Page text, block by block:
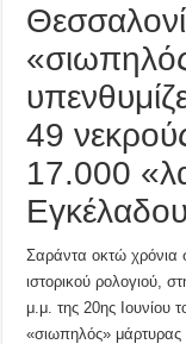
49
17.000
Εγκέλαδου
Σαράντα οκτώ χρόνια
ιστορικού ρολογιού,
μ.μ. της 20ης Ιουνίου
«σιωπηλός» μάρτυρας